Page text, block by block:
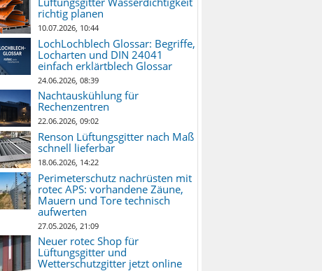
richtig planen
10.07.2026, 10:44
LochLochblech Glossar: Begriffe,
Locharten und DIN 24041
einfach erklärtblech Glossar
24.06.2026, 08:39
Nachtauskühlung für
Rechenzentren
22.06.2026, 09:02
Renson Lüftungsgitter nach Maß
schnell lieferbar
18.06.2026, 14:22
Perimeterschutz nachrüsten mit
rotec APS: vorhandene Zäune,
Mauern und Tore technisch
aufwerten
27.05.2026, 21:09
Neuer rotec Shop für
Lüftungsgitter und
Wetterschutzgitter jetzt online